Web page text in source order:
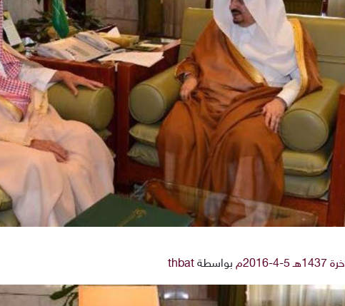
بواسطة thbat